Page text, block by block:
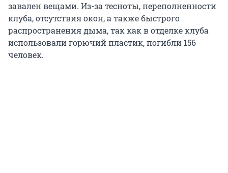
завален вещами. Из-за тесноты, переполненности
клуба, отсутствия окон, а также быстрого
распространения дыма, так как в отделке клуба
использовали горючий пластик, погибли 156
человек.